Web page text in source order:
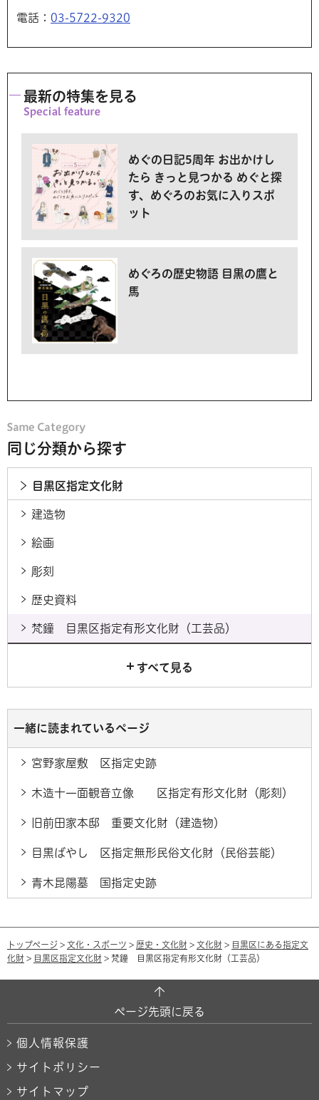
電話： 03-5722-9320
最新の特集を見る
めぐの日記5周年 お出かけし
たら きっと見つかる めぐと探
す、めぐろのお気に入りスポ
ット
めぐろの歴史物語 目黒の鷹と
馬
同じ分類から探す
目黒区指定文化財
建造物
絵画
彫刻
歴史資料
梵鐘 目黒区指定有形文化財（工芸品）
すべて見る
一緒に読まれているページ
宮野家屋敷 区指定史跡
木造十一面観音立像 区指定有形文化財（彫刻）
旧前田家本邸 重要文化財（建造物）
目黒ばやし 区指定無形民俗文化財（民俗芸能）
青木昆陽墓 国指定史跡
トップページ > 文化・スポーツ > 歴史・文化財 > 文化財 > 目黒区にある指定文
化財 > 目黒区指定文化財 > 梵鐘 目黒区指定有形文化財（工芸品）
ページ先頭に戻る
個人情報保護
サイトポリシー
サイトマップ